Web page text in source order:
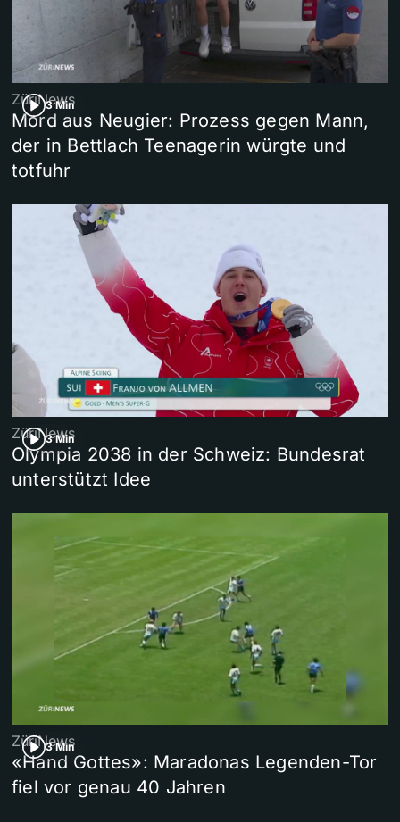
3 Min
ZüriNews
Mord aus Neugier: Prozess gegen Mann,
der in Bettlach Teenagerin würgte und
totfuhr
3 Min
ZüriNews
Olympia 2038 in der Schweiz: Bundesrat
unterstützt Idee
3 Min
ZüriNews
«Hand Gottes»: Maradonas Legenden-Tor
fiel vor genau 40 Jahren